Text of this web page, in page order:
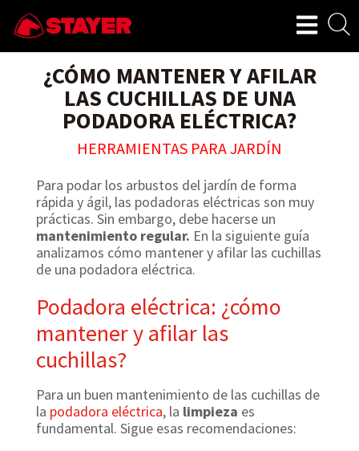
¿CÓMO MANTENER Y AFILAR
LAS CUCHILLAS DE UNA
PODADORA ELÉCTRICA?
HERRAMIENTAS PARA JARDÍN
Para podar los arbustos del jardín de forma
rápida y ágil, las podadoras eléctricas son muy
prácticas. Sin embargo, debe hacerse un
mantenimiento regular. En la siguiente guía
analizamos cómo mantener y afilar las cuchillas
de una podadora eléctrica.
Podadora eléctrica: ¿cómo
mantener y afilar las
cuchillas?
Para un buen mantenimiento de las cuchillas de
la podadora eléctrica, la limpieza es
fundamental. Sigue esas recomendaciones: